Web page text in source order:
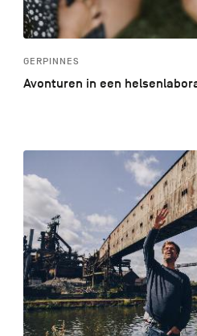
GERPINNES
Avonturen in een